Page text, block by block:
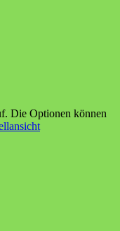
Die Optionen können